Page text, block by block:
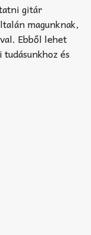
gitár
magunknak,
Ebből lehet
és